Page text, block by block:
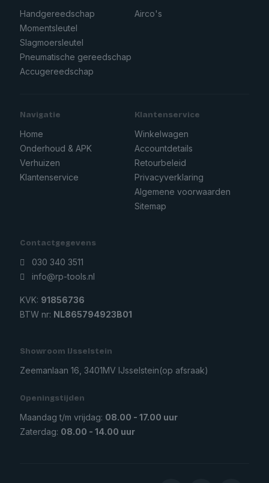
Handgereedschap
Momentsleutel
Slagmoersleutel
Pneumatische gereedschap
Accugereedschap
Airco's
Navigatie
Home
Onderhoud & APK
Verhuizen
Klantenservice
Klantenservice
Winkelwagen
Accountdetails
Retourbeleid
Privacyverklaring
Algemene voorwaarden
Sitemap
Contactgegevens
030 340 3511
info@rp-tools.nl
KVK: 91856736
BTW nr: NL865794923B01
Showroom IJsselstein
Zeemanlaan 16, 3401MV IJsselstein(op afsraak)
Openingstijden
Maandag t/m vrijdag: 08.00 - 17.00 uur
Zaterdag: 08.00 - 14.00 uur